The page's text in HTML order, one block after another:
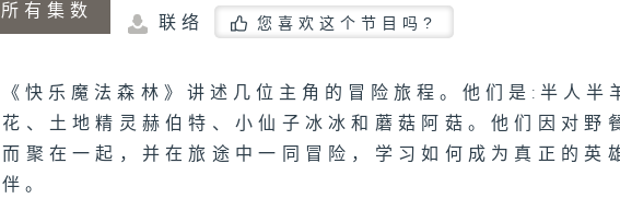
所有集数
联络 您喜欢这个节目吗?
《快乐魔法森林》讲述几位主角的冒险旅程。他们是:半人半
花、土地精灵赫伯特、小仙子冰冰和蘑菇阿菇。他们因对野
而聚在一起，并在旅途中一同冒险，学习如何成为真正的英
伴。